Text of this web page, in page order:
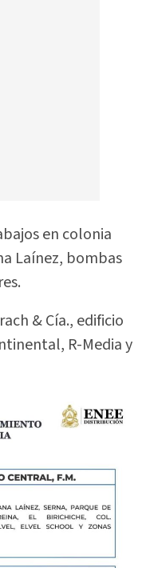
en colonia
Laínez, bombas
& Cía., edificio
R-Media y